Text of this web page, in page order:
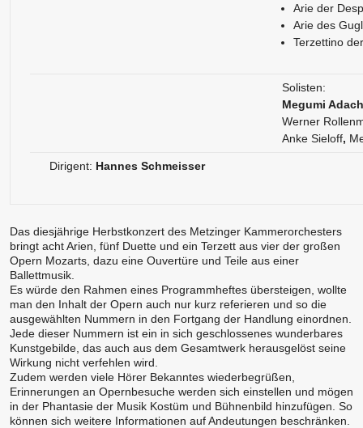
Arie der
Arie des
Terzettino
Solisten:
Megumi
Werner
Anke Sieloff,
Dirigent: Hannes Schmeisser
Das diesjährige Herbstkonzert des Metzinger Kammerorchesters
bringt acht Arien, fünf Duette und ein Terzett aus vier der großen
Opern Mozarts, dazu eine Ouvertüre und Teile aus einer
Ballettmusik.
Es würde den Rahmen eines Programmheftes übersteigen, wollte
man den Inhalt der Opern auch nur kurz referieren und so die
ausgewählten Nummern in den Fortgang der Handlung einordnen.
Jede dieser Nummern ist ein in sich geschlossenes wunderbares
Kunstgebilde, das auch aus dem Gesamtwerk herausgelöst seine
Wirkung nicht verfehlen wird.
Zudem werden viele Hörer Bekanntes wiederbegrüßen,
Erinnerungen an Opernbesuche werden sich einstellen und mögen
in der Phantasie der Musik Kostüm und Bühnenbild hinzufügen. So
können sich weitere Informationen auf Andeutungen beschränken.